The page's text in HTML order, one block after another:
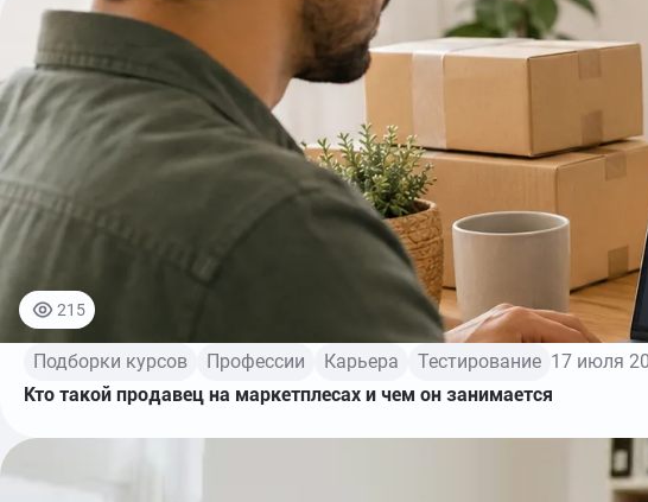
215
Подборки курсов Профессии Карьера Тестирование 17 июля
Кто такой продавец на маркетплесах и чем он занимается